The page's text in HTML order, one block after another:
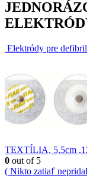
Elektródy pre
TEXTÍLIA, 5,5cm
0 out of 5
( Nikto zatiaľ